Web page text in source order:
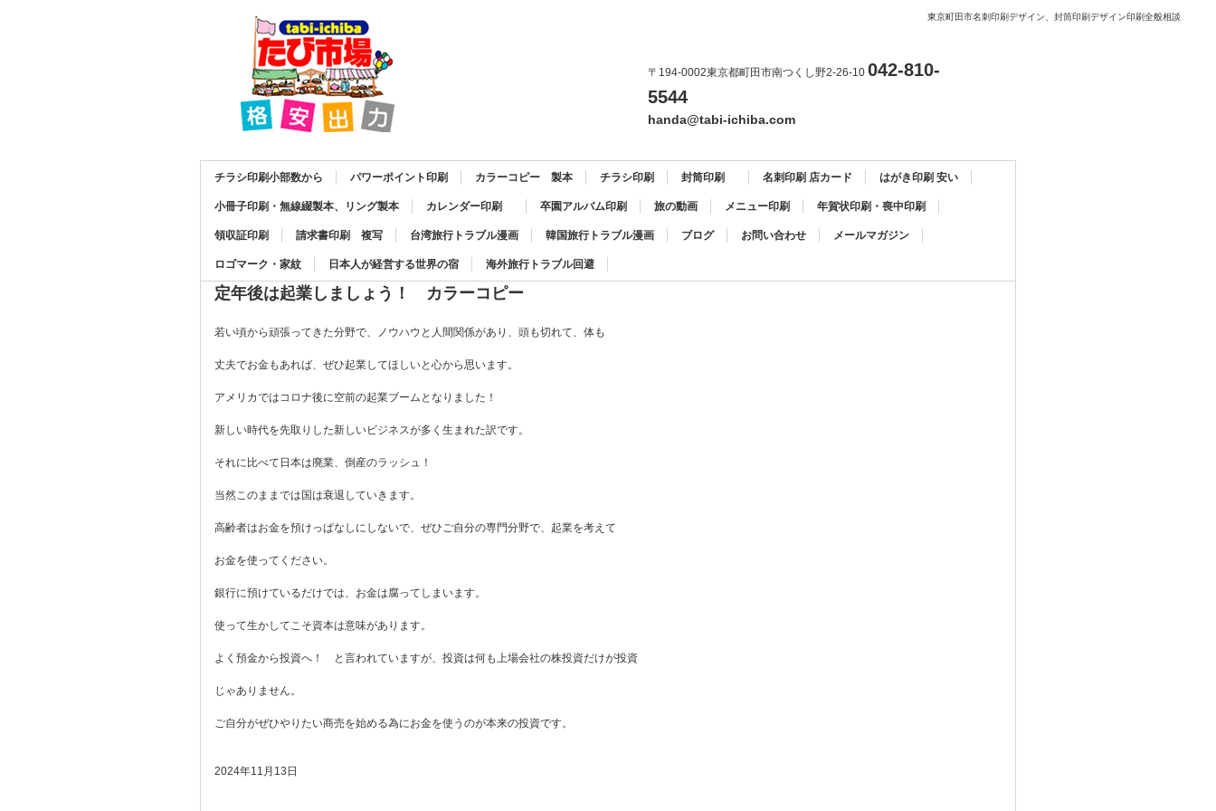
東京町田市名刺印刷デザイン、封筒印刷デザイン印刷全般相談
〒194-0002東京都町田市南つくし野2-26-10 042-810-
5544
handa@tabi-ichiba.com
チラシ印刷小部数から パワーポイント印刷 カラーコピー 製本 チラシ印刷 封筒印刷 名刺印刷 店カード はがき印刷 安い
小冊子印刷・無線綴製本、リング製本 カレンダー印刷 卒園アルバム印刷 旅の動画 メニュー印刷 年賀状印刷・喪中印刷
領収証印刷 請求書印刷 複写 台湾旅行トラブル漫画 韓国旅行トラブル漫画 ブログ お問い合わせ メールマガジン
ロゴマーク・家紋 日本人が経営する世界の宿 海外旅行トラブル回避
定年後は起業しましょう！ カラーコピー
若い頃から頑張ってきた分野で、ノウハウと人間関係があり、頭も切れて、体も
丈夫でお金もあれば、ぜひ起業してほしいと心から思います。
アメリカではコロナ後に空前の起業ブームとなりました！
新しい時代を先取りした新しいビジネスが多く生まれた訳です。
それに比べて日本は廃業、倒産のラッシュ！
当然このままでは国は衰退していきます。
高齢者はお金を預けっぱなしにしないで、ぜひご自分の専門分野で、起業を考えて
お金を使ってください。
銀行に預けているだけでは、お金は腐ってしまいます。
使って生かしてこそ資本は意味があります。
よく預金から投資へ！ と言われていますが、投資は何も上場会社の株投資だけが投資
じゃありません。
ご自分がぜひやりたい商売を始める為にお金を使うのが本来の投資です。
2024年11月13日